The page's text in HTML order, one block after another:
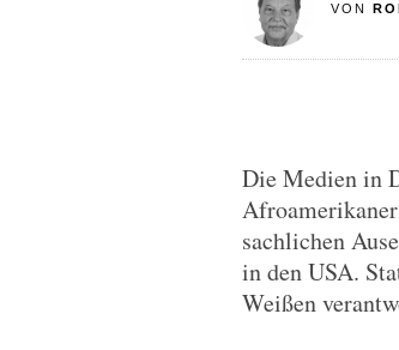
VON
Die Medien in
sachlichen
in den USA.
Weißen